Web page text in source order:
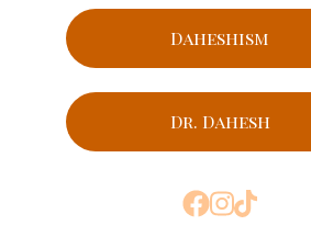
Daheshism
Dr. Dahesh